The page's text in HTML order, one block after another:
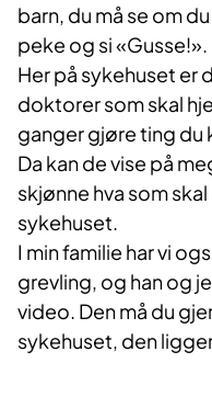
barn, du må se om
peke og si
Her på sykehuset er
doktorer som skal
ganger gjøre ting du
Da kan de vise på
skjønne hva som
sykehuset.
I min familie har vi
grevling, og han og
video. Den må du
sykehuset, den